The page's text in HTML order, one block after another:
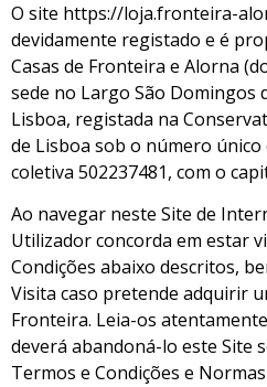
O site https://loja.fronteira-
devidamente registado e é
Casas de Fronteira e Alorna
sede no Largo São Domingos
Lisboa, registada na
de Lisboa sob o número único
coletiva 502237481, com o
Ao navegar neste Site de
Utilizador concorda em estar
Condições abaixo descritos,
Visita caso pretende adquirir
Fronteira. Leia-os
deverá abandoná-lo este Site
Termos e Condições e